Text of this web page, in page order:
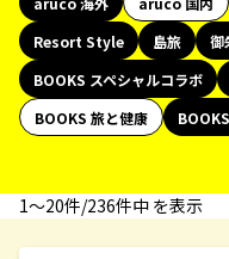
Resort Style
島旅 御
BOOKS スペシャルコラボ
BOOKS 旅と健康
1〜20件/236件中 を表示